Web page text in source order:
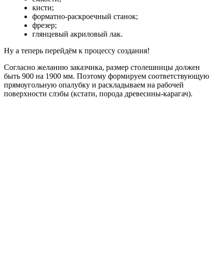
кисти;
форматно-раскроечный станок;
фрезер;
глянцевый акриловый лак.
Ну а теперь перейдём к процессу создания!
Согласно желанию заказчика, размер столешницы должен
быть 900 на 1900 мм. Поэтому формируем соответствующую
прямоугольную опалубку и раскладываем на рабочей
поверхности слэбы (кстати, порода древесины-карагач).